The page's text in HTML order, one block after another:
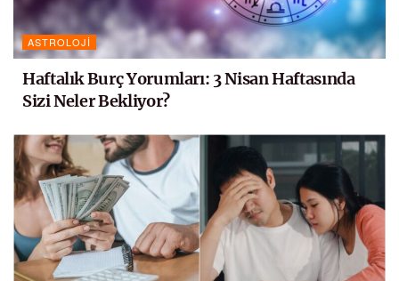
ASTROLOJI
Haftalık Burç Yorumları: 3 Nisan Haftasında
Sizi Neler Bekliyor?